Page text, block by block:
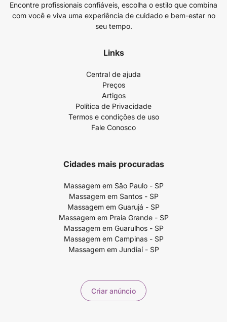
Encontre profissionais confiáveis, escolha o estilo que combina
com você e viva uma experiência de cuidado e bem-estar no
seu tempo.
Links
Central de ajuda
Preços
Artigos
Política de Privacidade
Termos e condições de uso
Fale Conosco
Cidades mais procuradas
Massagem em São Paulo - SP
Massagem em Santos - SP
Massagem em Guarujá - SP
Massagem em Praia Grande - SP
Massagem em Guarulhos - SP
Massagem em Campinas - SP
Massagem em Jundiaí - SP
Criar anúncio